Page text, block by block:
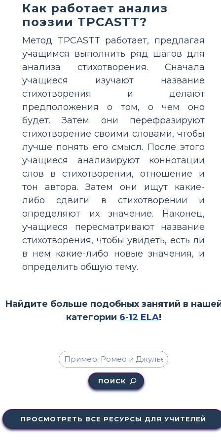
Как работает анализ
поэзии TPCASTT?
Метод TPCASTT работает, предлагая
учащимся выполнить ряд шагов для
анализа стихотворения. Сначала
учащиеся изучают название
стихотворения и делают
предположения о том, о чем оно
будет. Затем они перефразируют
стихотворение своими словами, чтобы
лучше понять его смысл. После этого
учащиеся анализируют коннотации
слов в стихотворении, отношение и
тон автора. Затем они ищут какие-
либо сдвиги в стихотворении и
определяют их значение. Наконец,
учащиеся пересматривают название
стихотворения, чтобы увидеть, есть ли
в нем какие-либо новые значения, и
определить общую тему.
Найдите больше подобных занятий в
категории 6-12 ELA!
ПОИСК
ПРОСМОТРЕТЬ ВСЕ РЕСУРСЫ ДЛЯ УЧИТЕЛЕЙ